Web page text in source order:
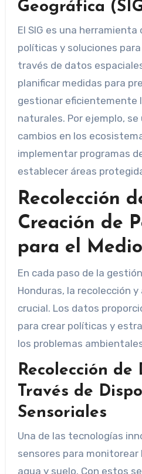
Geográfica
El SIG es una
políticas y soluciones
través de datos
planificar medidas para
gestionar eficientemente
naturales. Por ejemplo, se
cambios en los
implementar programas
establecer áreas
Recolección
Creación de
para el
En cada paso de la
Honduras, la recolección
crucial. Los datos
para crear políticas y
los problemas
Recolección de
Través de
Sensoriales
Una de las tecnologías
sensores para monitorear
agua y suelo. Con estos